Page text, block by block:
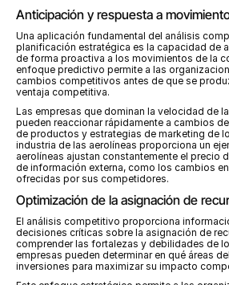
Anticipación y respuesta a
Una aplicación fundamental del análisis
planificación estratégica es la capacidad de
de forma proactiva a los movimientos de la
enfoque predictivo permite a las
cambios competitivos antes de que se
ventaja competitiva.
Las empresas que dominan la velocidad de
pueden reaccionar rápidamente a cambios
de productos y estrategias de marketing de
industria de las aerolíneas proporciona un
aerolíneas ajustan constantemente el precio
de información externa, como los cambios
ofrecidas por sus competidores.
Optimización de la asignación de
El análisis competitivo proporciona
decisiones críticas sobre la asignación de
comprender las fortalezas y debilidades de
empresas pueden determinar en qué áreas
inversiones para maximizar su impacto